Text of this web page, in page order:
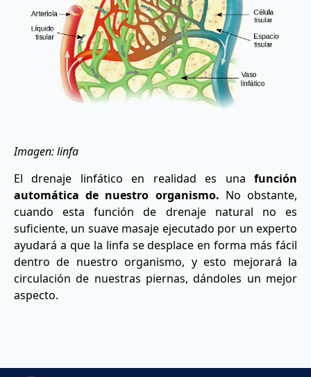
Imagen: linfa
El drenaje linfático en realidad es una función
automática de nuestro organismo. No obstante,
cuando esta función de drenaje natural no es
suficiente, un suave masaje ejecutado por un experto
ayudará a que la linfa se desplace en forma más fácil
dentro de nuestro organismo, y esto mejorará la
circulación de nuestras piernas, dándoles un mejor
aspecto.